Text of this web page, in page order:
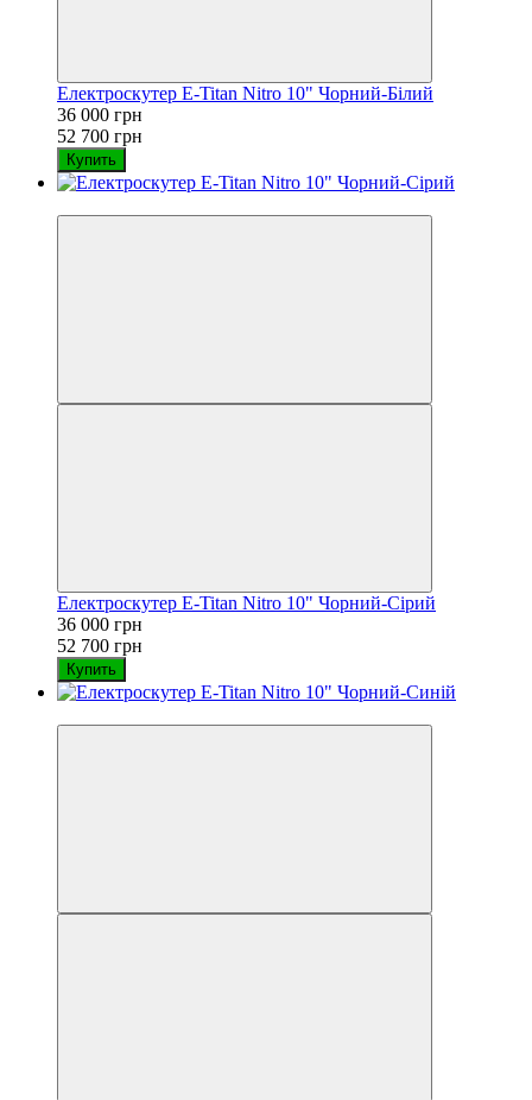
Електроскутер E-Titan Nitro 10" Чорний-Білий
36 000 грн
52 700 грн
Купить
Електроскутер E-Titan Nitro 10" Чорний-Сірий
36 000 грн
52 700 грн
Купить